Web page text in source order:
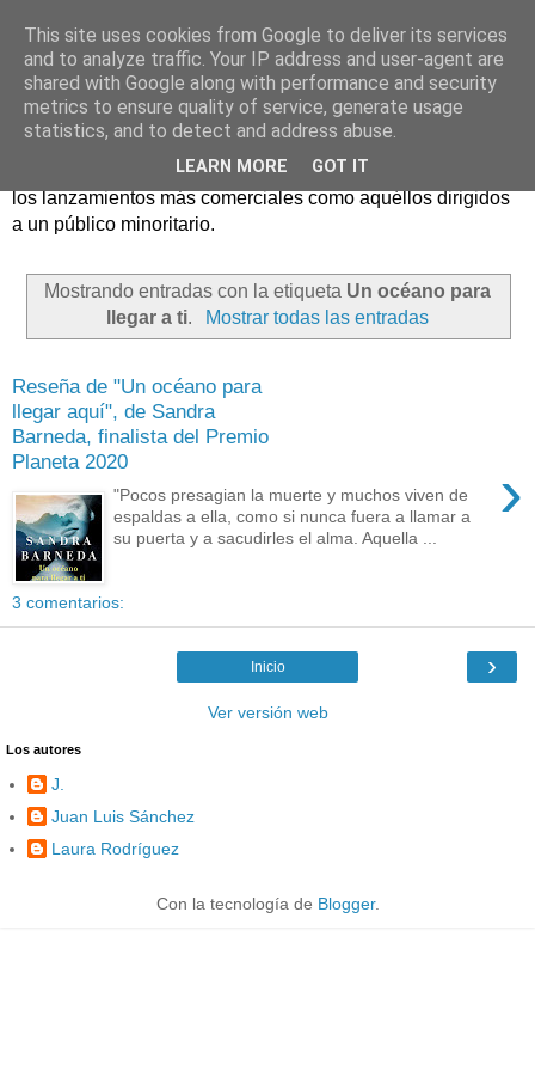
Críticas y reseñas de las principales novedades literarias
editadas en España. En Crítica de libros tienen cabida tanto
los lanzamientos más comerciales como aquéllos dirigidos
a un público minoritario.
Mostrando entradas con la etiqueta Un océano para
llegar a ti. Mostrar todas las entradas
Reseña de "Un océano para
llegar aquí", de Sandra
Barneda, finalista del Premio
Planeta 2020
›
"Pocos presagian la muerte y muchos viven de
espaldas a ella, como si nunca fuera a llamar a
su puerta y a sacudirles el alma. Aquella ...
3 comentarios:
›
Inicio
Ver versión web
Los autores
J.
Juan Luis Sánchez
Laura Rodríguez
Con la tecnología de Blogger.
This site uses cookies from Google to deliver its services
and to analyze traffic. Your IP address and user-agent are
shared with Google along with performance and security
metrics to ensure quality of service, generate usage
statistics, and to detect and address abuse.
LEARN MORE GOT IT